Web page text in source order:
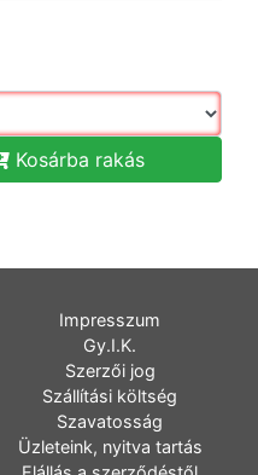
Kosárba rakás
Impresszum
Gy.I.K.
Szerzői jog
Szállítási költség
Szavatosság
Üzleteink, nyitva tartás